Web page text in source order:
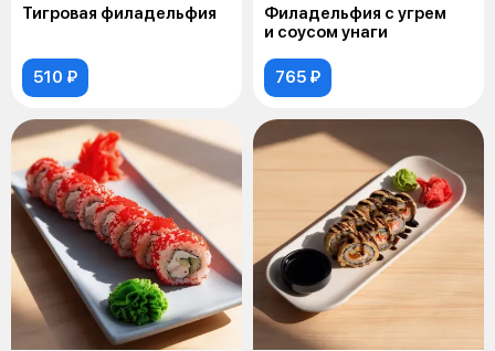
Тигровая филадельфия
510 ₽
Филадельфия с угрем
и соусом унаги
765 ₽